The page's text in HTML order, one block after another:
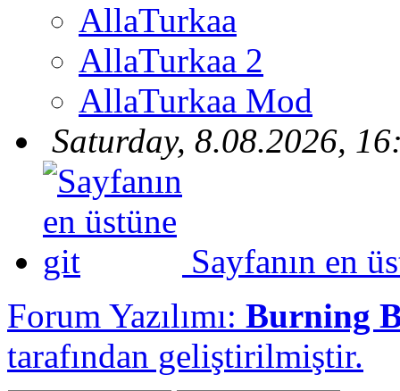
AllaTurkaa
AllaTurkaa 2
AllaTurkaa Mod
Saturday, 8.08.2026,
Sayfanın en
Forum Yazılımı: Burning
tarafından geliştirilmiştir.